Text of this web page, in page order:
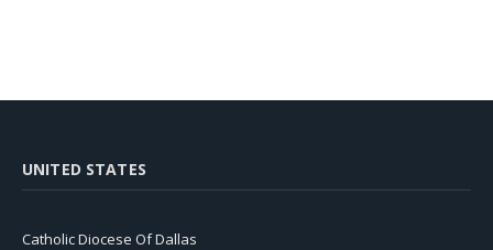
UNITED STATES
Catholic Diocese Of Dallas